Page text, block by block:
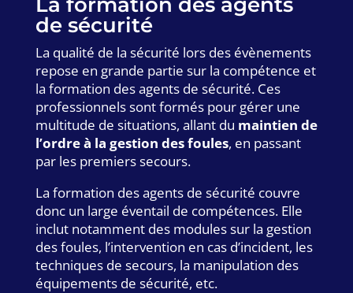
de sécurité
La qualité de la sécurité lors des évènements
repose en grande partie sur la compétence et
la formation des agents de sécurité. Ces
professionnels sont formés pour gérer une
multitude de situations, allant du maintien de
l’ordre à la gestion des foules, en passant
par les premiers secours.
La formation des agents de sécurité couvre
donc un large éventail de compétences. Elle
inclut notamment des modules sur la gestion
des foules, l’intervention en cas d’incident, les
techniques de secours, la manipulation des
équipements de sécurité, etc.